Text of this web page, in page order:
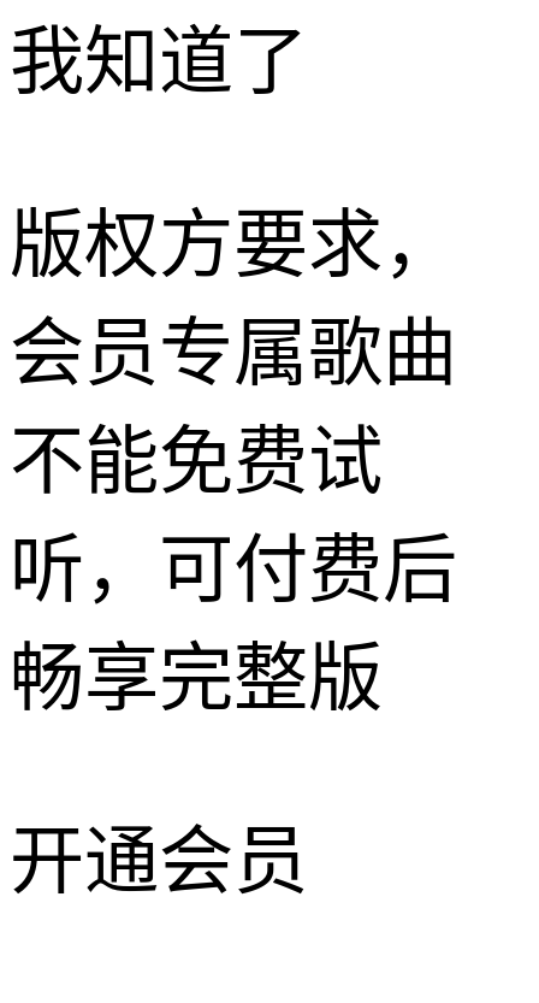
我知道了
版权方要求，
会员专属歌曲
不能免费试
听，可付费后
畅享完整版
开通会员